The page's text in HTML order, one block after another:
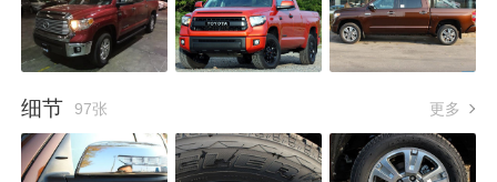
细节 97张 更多